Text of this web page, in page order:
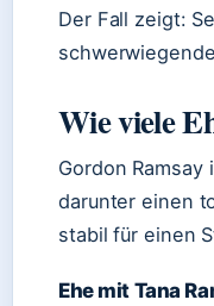
Der Fall zeigt:
Wie viele
Gordon
darunter einen
stabil für einen
Ehe mit Tana